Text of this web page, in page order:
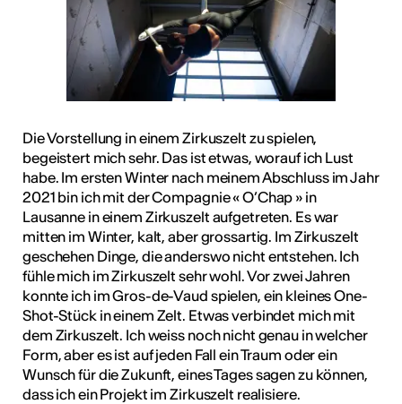
Die Vorstellung in einem Zirkuszelt zu spielen,
begeistert mich sehr. Das ist etwas, worauf ich Lust
habe. Im ersten Winter nach meinem Abschluss im Jahr
2021 bin ich mit der Compagnie « O’Chap » in
Lausanne in einem Zirkuszelt aufgetreten. Es war
mitten im Winter, kalt, aber grossartig. Im Zirkuszelt
geschehen Dinge, die anderswo nicht entstehen. Ich
fühle mich im Zirkuszelt sehr wohl. Vor zwei Jahren
konnte ich im Gros-de-Vaud spielen, ein kleines One-
Shot-Stück in einem Zelt. Etwas verbindet mich mit
dem Zirkuszelt. Ich weiss noch nicht genau in welcher
Form, aber es ist auf jeden Fall ein Traum oder ein
Wunsch für die Zukunft, eines Tages sagen zu können,
dass ich ein Projekt im Zirkuszelt realisiere.